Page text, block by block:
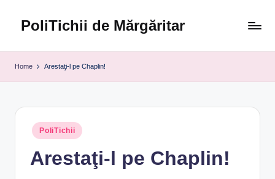
PoliTichii de Mărgăritar
Home Arestaţi-l pe Chaplin!
Posted
in
PoliTichii
Arestaţi-l pe Chaplin!